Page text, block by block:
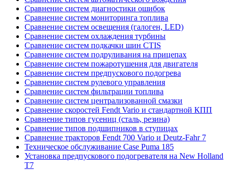
Сравнение систем диагностики ошибок
Сравнение систем мониторинга топлива
Сравнение систем освещения (галоген, LED)
Сравнение систем охлаждения турбины
Сравнение систем подкачки шин CTIS
Сравнение систем подруливания на прицепах
Сравнение систем пожаротушения для двигателя
Сравнение систем предпускового подогрева
Сравнение систем рулевого управления
Сравнение систем фильтрации топлива
Сравнение систем централизованной смазки
Сравнение скоростей Fendt Vario и стандартной КПП
Сравнение типов гусениц (сталь, резина)
Сравнение типов подшипников в ступицах
Сравнение тракторов Fendt 700 Vario и Deutz-Fahr 7
Техническое обслуживание Case Puma 185
Установка предпускового подогревателя на New Holland
T7